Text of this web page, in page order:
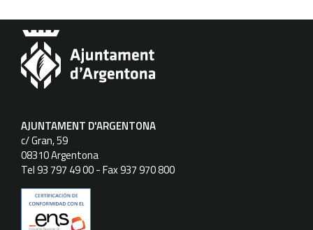
AJUNTAMENT D'ARGENTONA
c/ Gran, 59
08310 Argentona
Tel 93 797 49 00 - Fax 937 970 800